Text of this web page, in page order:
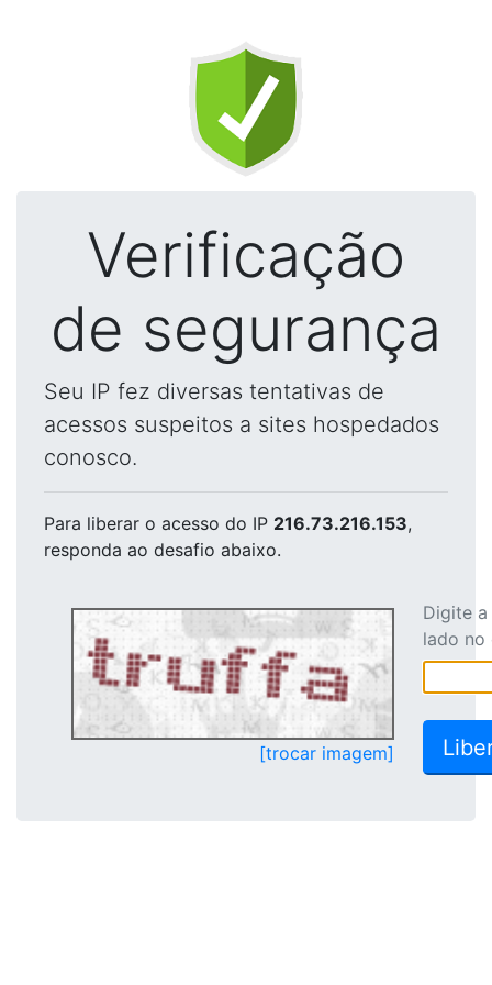
Verificação
de segurança
Seu IP fez diversas tentativas de
acessos suspeitos a sites hospedados
conosco.
Para liberar o acesso do IP 216.73.216.153,
responda ao desafio abaixo.
[trocar imagem]
Digite
lado no